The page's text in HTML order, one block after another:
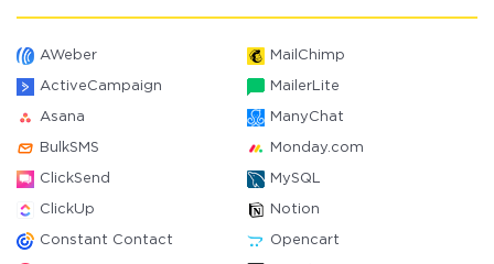
AWeber MailChimp
ActiveCampaign MailerLite
Asana ManyChat
BulkSMS Monday.com
ClickSend MySQL
ClickUp Notion
Constant Contact Opencart